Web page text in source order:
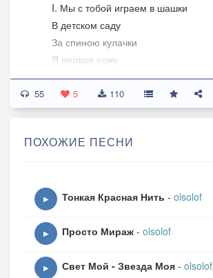
I. Мы с тобой играем в шашки
В детском саду
За спиною кулачки
Я первая хожу
Белые - смелые
Чёрные - проворные
Назад не ходим
У тебя всё также
Я опять не угадал
А ты в дамки прошла
55 5 110
ПОХОЖИЕ ПЕСНИ
▶ Тонкая Красная Нить - olsolof
▶ Просто Мираж - olsolof
▶ Свет Мой - Звезда Моя - olsolof